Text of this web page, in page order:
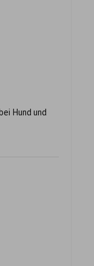
Hund und